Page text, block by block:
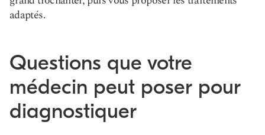
adaptés.
Questions que votre
médecin peut poser pour
diagnostiquer